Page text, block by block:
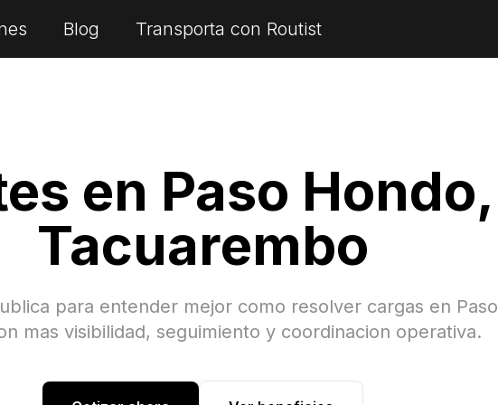
Blog Transporta con Routist
en Paso Hondo,
Tacuarembo
para entender mejor como resolver cargas en Paso
mas visibilidad, seguimiento y coordinacion operativa.